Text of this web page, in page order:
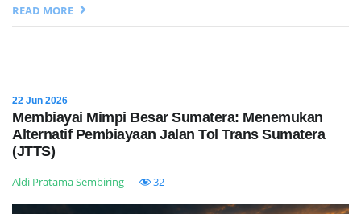
READ MORE
22 Jun 2026
Membiayai Mimpi Besar Sumatera: Menemukan
Alternatif Pembiayaan Jalan Tol Trans Sumatera
(JTTS)
Aldi Pratama Sembiring 32